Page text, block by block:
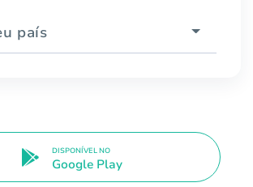
país
DISPONÍVEL NO
Google Play